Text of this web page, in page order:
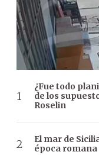
¿Fue todo
de los
Roselin
El mar de
época